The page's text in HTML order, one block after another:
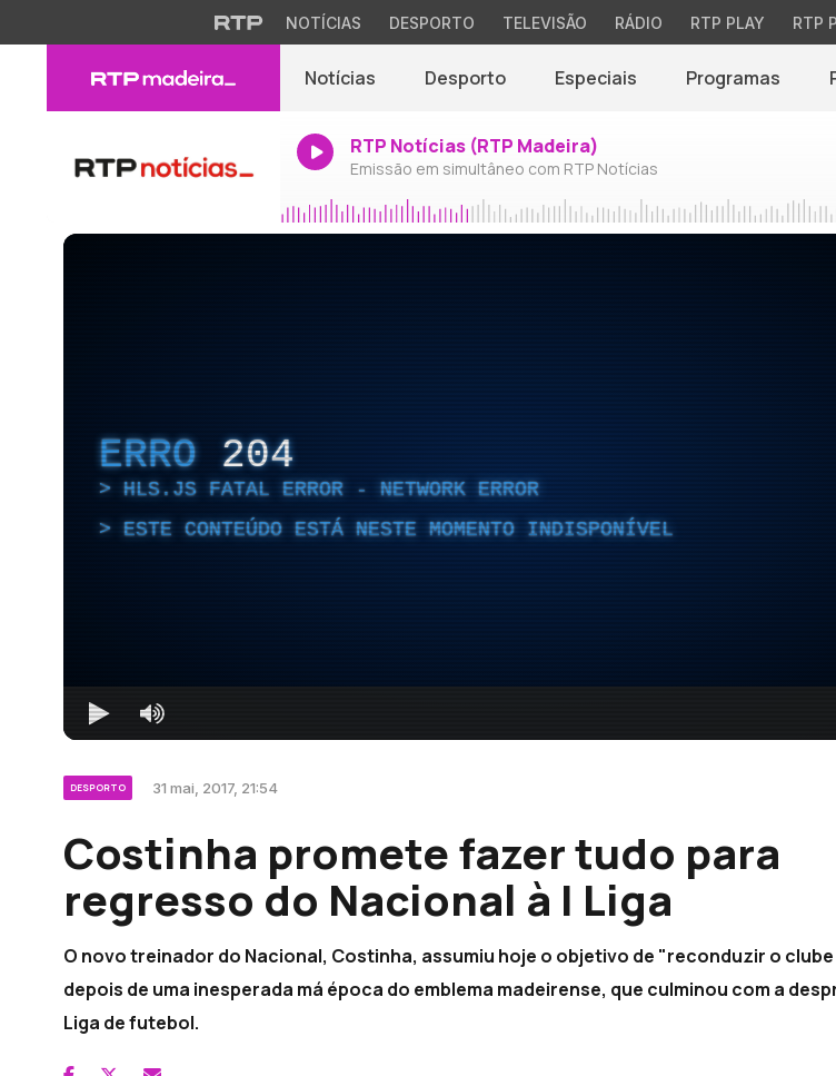
NOTÍCIAS DESPORTO TELEVISÃO RÁDIO RTP PLAY RTP
Notícias Desporto Especiais Programas
RTP Notícias (RTP Madeira)
Emissão em simultâneo com RTP Notícias
ERRO 204
HLS.JS FATAL ERROR - NETWORK ERROR
ESTE CONTEÚDO ESTÁ NESTE MOMENTO INDISPONÍVEL
DESPORTO 31 mai, 2017, 21:54
Costinha promete fazer tudo para
regresso do Nacional à I Liga
O novo treinador do Nacional, Costinha, assumiu hoje o objetivo de "reconduzir o clube
depois de uma inesperada má época do emblema madeirense, que culminou com a
Liga de futebol.